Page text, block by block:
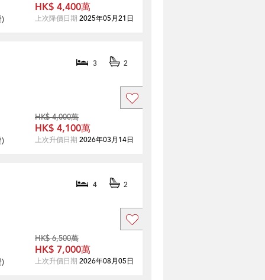
)
HK$ 4,400萬
上次降價日期 2025年05月21日
3 2
)
HK$ 4,000萬
HK$ 4,100萬
上次升價日期 2026年03月14日
4 2
)
HK$ 6,500萬
HK$ 7,000萬
上次升價日期 2026年08月05日